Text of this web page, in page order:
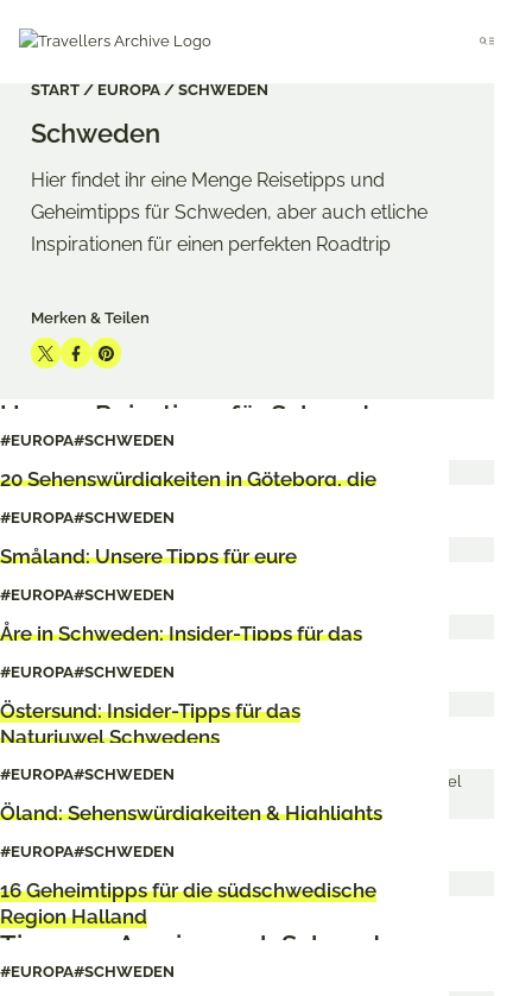
content
Menu
START EUROPA SCHWEDEN
Schweden
Hier findet ihr eine Menge Reisetipps und
Geheimtipps für Schweden, aber auch etliche
Inspirationen für einen perfekten Roadtrip
Merken & Teilen
ShareShare
Facebook
Share
Pinterest
Unsere Reisetipps für Schweden
#EUROPA#SCHWEDEN
20 Sehenswürdigkeiten in Göteborg, die
#EUROPA#SCHWEDEN
Småland: Unsere Tipps für eure
#EUROPA#SCHWEDEN
Åre in Schweden: Insider-Tipps für das
#EUROPA#SCHWEDEN
Östersund: Insider-Tipps für das
Naturjuwel Schwedens
#EUROPA#SCHWEDEN
Öland: Sehenswürdigkeiten & Highlights
#EUROPA#SCHWEDEN
16 Geheimtipps für die südschwedische
Region Halland
Tipps zur Anreise nach Schweden
#EUROPA#SCHWEDEN